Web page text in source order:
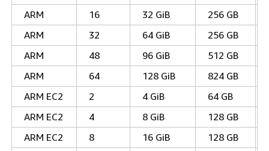
ARM 16 32 GiB 256 GB
ARM 32 64 GiB 256 GB
ARM 48 96 GiB 512 GB
ARM 64 128 GiB 824 GB
ARM EC2 2 4 GiB 64 GB
ARM EC2 4 8 GiB 128 GB
ARM EC2 8 16 GiB 128 GB